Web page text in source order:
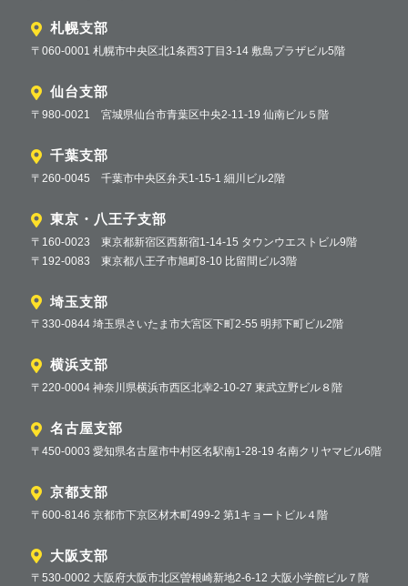
札幌支部
〒060-0001 札幌市中央区北1条西3丁目3-14 敷島プラザビル5階
仙台支部
〒980-0021 宮城県仙台市青葉区中央2-11-19 仙南ビル５階
千葉支部
〒260-0045 千葉市中央区弁天1-15-1 細川ビル2階
東京・八王子支部
〒160-0023 東京都新宿区西新宿1-14-15 タウンウエストビル9階
〒192-0083 東京都八王子市旭町8-10 比留間ビル3階
埼玉支部
〒330-0844 埼玉県さいたま市大宮区下町2-55 明邦下町ビル2階
横浜支部
〒220-0004 神奈川県横浜市西区北幸2-10-27 東武立野ビル８階
名古屋支部
〒450-0003 愛知県名古屋市中村区名駅南1-28-19 名南クリヤマビル6階
京都支部
〒600-8146 京都市下京区材木町499-2 第1キョートビル４階
大阪支部
〒530-0002 大阪府大阪市北区曽根崎新地2-6-12 大阪小学館ビル７階